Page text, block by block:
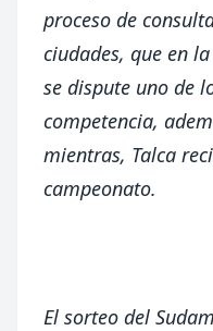
proceso de
ciudades, que en
se dispute uno de
competencia,
mientras, Talca
campeonato.
El sorteo del